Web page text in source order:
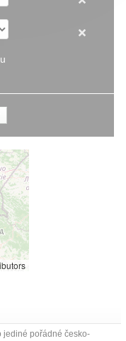
jediné pořádné česko-